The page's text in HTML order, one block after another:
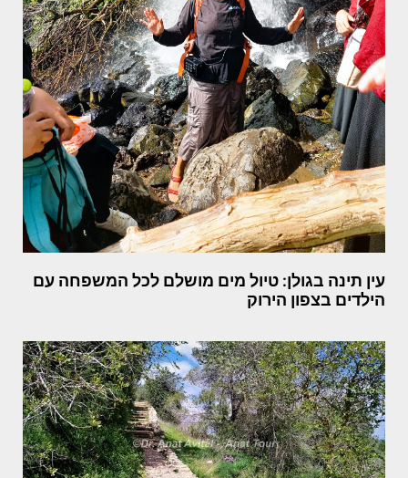
עין תינה בגולן: טיול מים מושלם לכל המשפחה עם
הילדים בצפון הירוק